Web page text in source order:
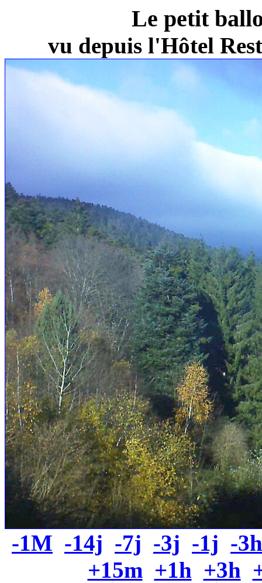
Le petit
vu depuis l'Hôtel
-1M -14j -7j -3j -1j -3h
+15m +1h +3h